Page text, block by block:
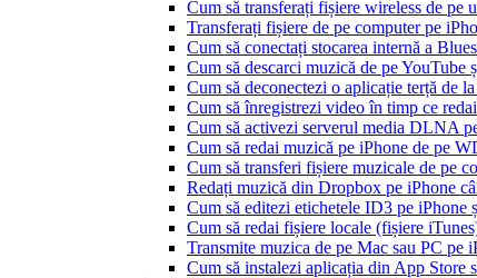
Cum să transferați fișiere wireless de
Transferați fișiere de pe computer pe
Cum să conectați stocarea internă a
Cum să descarci muzică de pe
Cum să deconectezi o aplicație terță de
Cum să înregistrezi video în timp ce
Cum să activezi serverul media DLNA
Cum să redai muzică pe iPhone de pe
Cum să transferi fișiere muzicale de pe
Redați muzică din Dropbox pe iPhone
Cum să editezi etichetele ID3 pe iPhone
Cum să redai fișiere locale (fișiere
Transmite muzica de pe Mac sau PC pe
Cum să instalezi aplicația din App Store